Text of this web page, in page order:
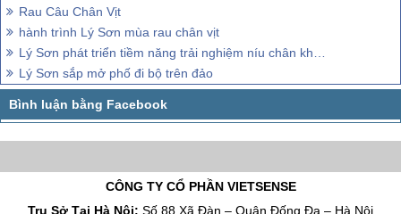
Rau Câu Chân Vịt
hành trình Lý Sơn mùa rau chân vịt
Lý Sơn phát triển tiềm năng trải nghiệm níu chân khách thăm quan
Lý Sơn sắp mở phố đi bộ trên đảo
CÔNG TY CỔ PHẦN VIETSENSE
Trụ Sở Tại Hà Nội: Số 88 Xã Đàn – Quận Đống Đa – Hà Nội